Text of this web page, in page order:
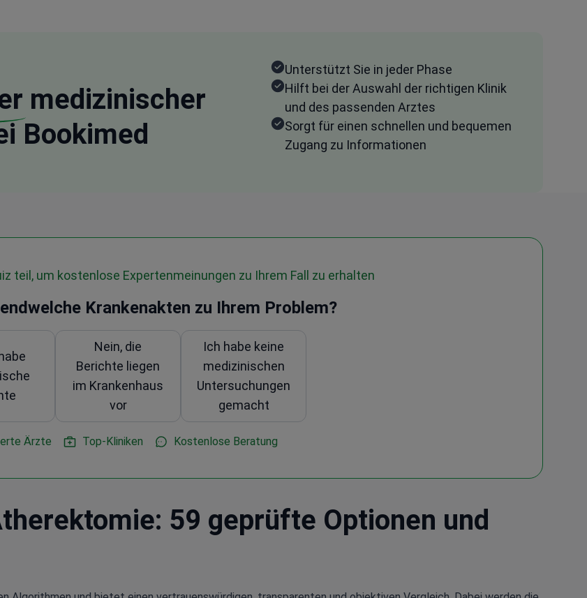
medizinischer
Bookimed
Unterstützt Sie in jeder Phase
Hilft bei der Auswahl der richtigen Klinik
und des passenden Arztes
Sorgt für einen schnellen und bequemen
Zugang zu Informationen
teil, um kostenlose Expertenmeinungen zu Ihrem Fall zu erhalten
Krankenakten zu Ihrem Problem?
Nein, die
Berichte liegen
im Krankenhaus
vor
Ich habe keine
medizinischen
Untersuchungen
gemacht
Ärzte Top-Kliniken Kostenlose Beratung
59 geprüfte Optionen und